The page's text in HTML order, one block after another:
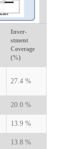
Inver-
stment
Coverage
(%)
27.4 %
20.0 %
13.9 %
13.8 %